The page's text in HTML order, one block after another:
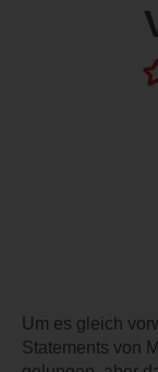
Um es gleich
Statements von